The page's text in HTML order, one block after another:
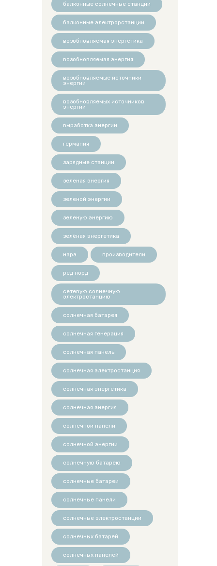
балконные солнечные станции
балконные электрорстанции
возобновляемая энергетика
возобновляемая энергия
возобновляемые источники
энергии
возобновляемых источников
энергии
выработка энергии
германия
зарядные станции
зеленая энергия
зеленой энергии
зеленую энергию
зелёная энергетика
нарэ производители
ред норд
сетевую солнечную
электростанцию
солнечная батарея
солнечная генерация
солнечная панель
солнечная электростанция
солнечная энергетика
солнечная энергия
солнечной панели
солнечной энергии
солнечную батарею
солнечные батареи
солнечные панели
солнечные электростанции
солнечных батарей
солнечных панелей